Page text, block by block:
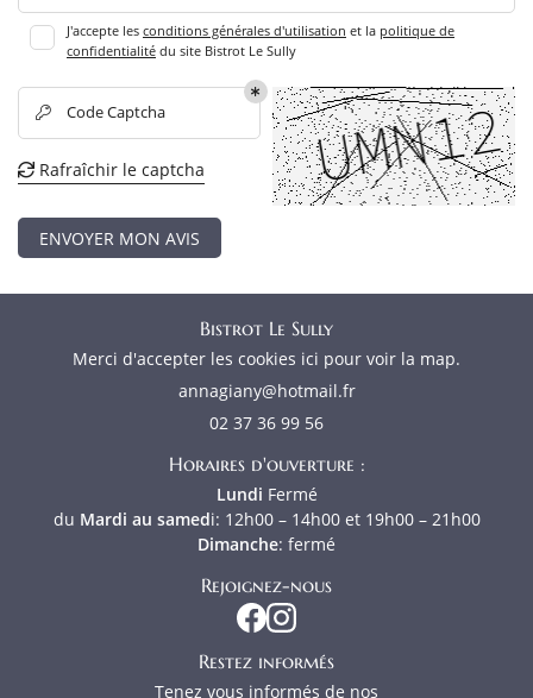
LA CARTE
GALERIE
AVIS
CONTACT
02 37 36 99 56
Rejoignez-
J'accepte les conditions générales d'utilisation et la politique de
confidentialité du site Bistrot Le Sully
 Code Captcha
 Rafraîchir le captcha
ENVOYER MON AVIS
Bistrot Le Sully
Merci d'accepter les cookies ici pour voir la map.
02 37 36 99 56
Horaires d'ouverture :
Lundi Fermé
du Mardi au samedi: 12h00 – 14h00 et 19h00 – 21h00
Dimanche: fermé
Rejoignez-nous
Restez informés
Tenez vous informés de nos